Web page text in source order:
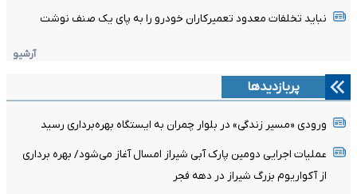
نباید تخلفات معدود تعمیرکاران خودرو را به پای یک صنف نوشت
آرشیو
پربازدیدها
ورودی «مسیر زندگی» در بلوار چمران به ایستگاه بهره‌برداری رسید
عملیات اجرایی دومین پارک آبی شیراز امسال آغاز می‌شود/ بهره برداری
از آکواریوم بزرگ شیراز در دهه فجر